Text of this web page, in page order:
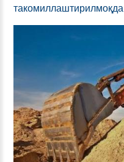
такомиллаштирилмоқда